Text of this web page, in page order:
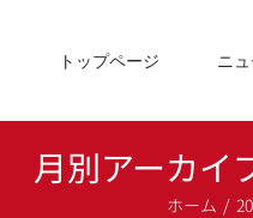
トップページ ニ
月別アーカイ
ホーム